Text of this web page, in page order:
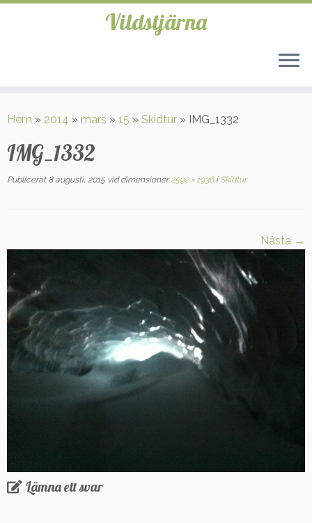
till
Vildstjärna
Hem » 2014 » mars » 15 » Skidtur » IMG_1332
IMG_1332
Publicerat 8 augusti, 2015vid dimensioner2592 × 1936iSkidtur.
Nästa →
Lämna ett svar